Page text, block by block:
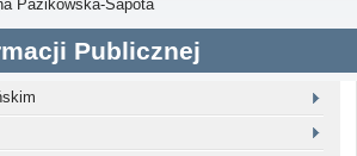
Pazikowska-Sapota
Publicznej